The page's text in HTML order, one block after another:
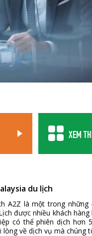
XEM
du lịch
A2Z là một trong những
được nhiều khách
có thể phiên dịch hơn
về dịch vụ mà chúng